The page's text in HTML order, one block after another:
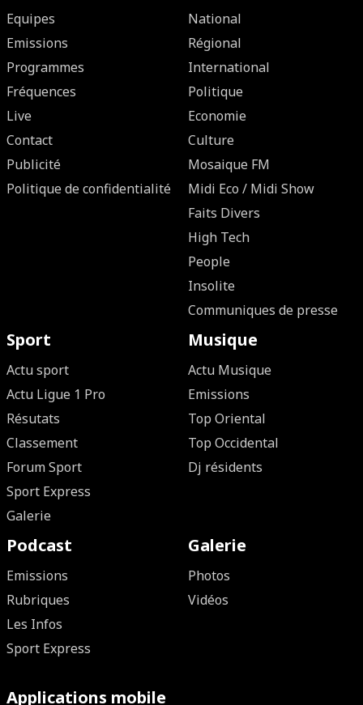
Equipes
Emissions
Programmes
Fréquences
Live
Contact
Publicité
Politique de confidentialité
National
Régional
International
Politique
Economie
Culture
Mosaique FM
Midi Eco / Midi Show
Faits Divers
High Tech
People
Insolite
Communiques de presse
Sport
Actu sport
Actu Ligue 1 Pro
Résutats
Classement
Forum Sport
Sport Express
Galerie
Musique
Actu Musique
Emissions
Top Oriental
Top Occidental
Dj résidents
Podcast
Emissions
Rubriques
Les Infos
Sport Express
Galerie
Photos
Vidéos
Applications mobile